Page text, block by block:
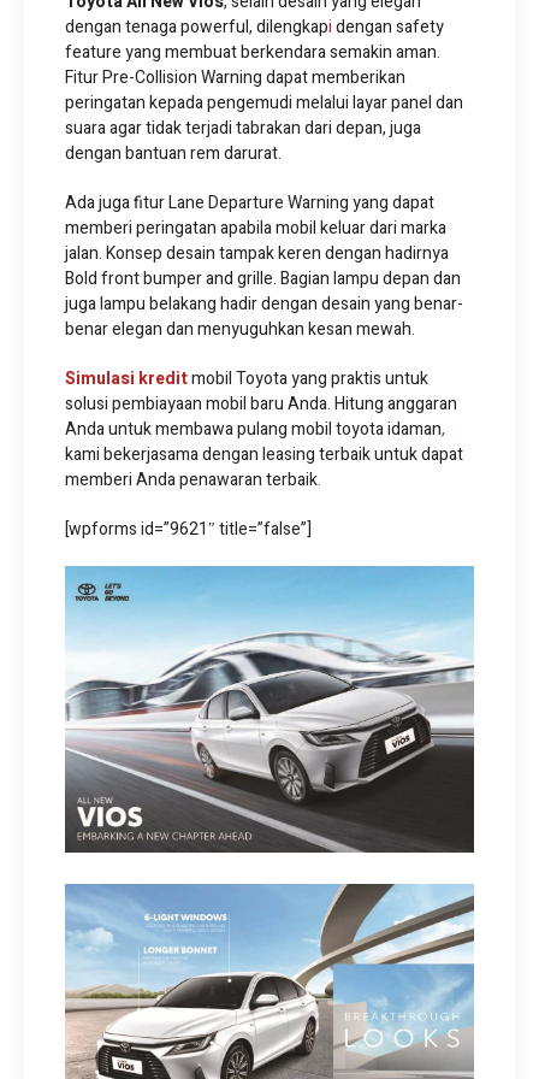
dengan tenaga powerful, dilengkapidengan safety
feature yang membuat berkendara semakin aman.
Fitur Pre-Collision Warning dapat memberikan
peringatan kepada pengemudi melalui layar panel dan
suara agar tidak terjadi tabrakan dari depan, juga
dengan bantuan rem darurat.
Ada juga fitur Lane Departure Warning yang dapat
memberi peringatan apabila mobil keluar dari marka
jalan. Konsep desain tampak keren dengan hadirnya
Bold front bumper and grille. Bagian lampu depan dan
juga lampu belakang hadir dengan desain yang benar-
benar elegan dan menyuguhkan kesan mewah.
Simulasi kreditmobil Toyota yang praktis untuk
solusi pembiayaan mobil baru Anda. Hitung anggaran
Anda untuk membawa pulang mobil toyota idaman,
kami bekerjasama dengan leasing terbaik untuk dapat
memberi Anda penawaran terbaik.
[wpforms id=”9621″ title=”false”]